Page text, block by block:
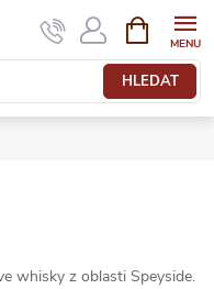
HLEDAT
NÁKUPNÍ
KOŠÍK
whisky z oblasti Speyside.